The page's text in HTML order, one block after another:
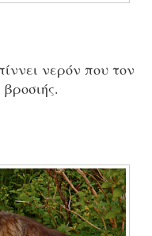
νερόν που τον